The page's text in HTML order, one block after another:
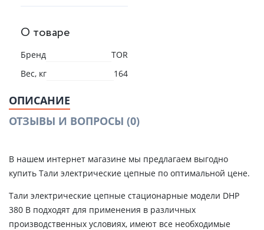
О товаре
Бренд
TOR
Вес, кг
164
ОПИСАНИЕ
ОТЗЫВЫ И ВОПРОСЫ (0)
В нашем интернет магазине мы предлагаем выгодно
купить Тали электрические цепные по оптимальной цене.
Тали электрические цепные стационарные модели DHP
380 В подходят для применения в различных
производственных условиях, имеют все необходимые